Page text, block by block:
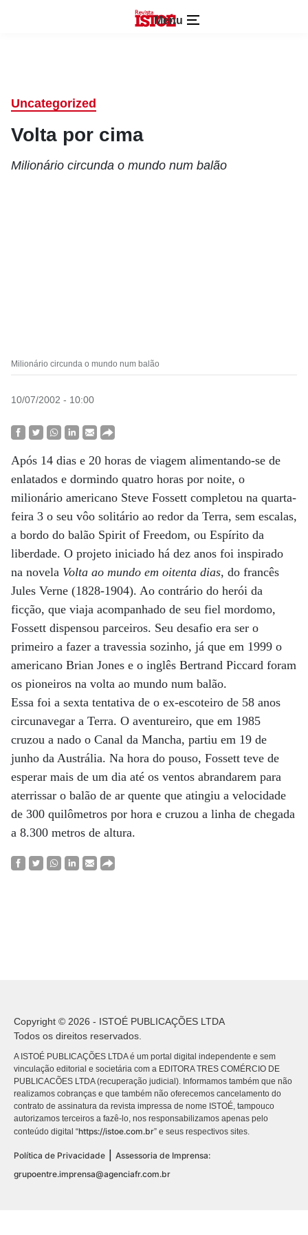
Menu
Uncategorized
Volta por cima
Milionário circunda o mundo num balão
Milionário circunda o mundo num balão
10/07/2002 - 10:00
Após 14 dias e 20 horas de viagem alimentando-se de
enlatados e dormindo quatro horas por noite, o
milionário americano Steve Fossett completou na quarta-
feira 3 o seu vôo solitário ao redor da Terra, sem escalas,
a bordo do balão Spirit of Freedom, ou Espírito da
liberdade. O projeto iniciado há dez anos foi inspirado
na novela Volta ao mundo em oitenta dias, do francês
Jules Verne (1828-1904). Ao contrário do herói da
ficção, que viaja acompanhado de seu fiel mordomo,
Fossett dispensou parceiros. Seu desafio era ser o
primeiro a fazer a travessia sozinho, já que em 1999 o
americano Brian Jones e o inglês Bertrand Piccard foram
os pioneiros na volta ao mundo num balão.
Essa foi a sexta tentativa de o ex-escoteiro de 58 anos
circunavegar a Terra. O aventureiro, que em 1985
cruzou a nado o Canal da Mancha, partiu em 19 de
junho da Austrália. Na hora do pouso, Fossett teve de
esperar mais de um dia até os ventos abrandarem para
aterrissar o balão de ar quente que atingiu a velocidade
de 300 quilômetros por hora e cruzou a linha de chegada
a 8.300 metros de altura.
Copyright © 2026 - ISTOÉ PUBLICAÇÕES LTDA
Todos os direitos reservados.
A ISTOÉ PUBLICAÇÕES LTDA é um portal digital independente e sem
vinculação editorial e societária com a EDITORA TRES COMÉRCIO DE
PUBLICACÕES LTDA (recuperação judicial). Informamos também que não
realizamos cobranças e que também não oferecemos cancelamento do
contrato de assinatura da revista impressa de nome ISTOÉ, tampouco
autorizamos terceiros a fazê-lo, nos responsabilizamos apenas pelo
conteúdo digital “https://istoe.com.br” e seus respectivos sites.
Política de Privacidade
Assessoria de Imprensa:
grupoentre.imprensa@agenciafr.com.br